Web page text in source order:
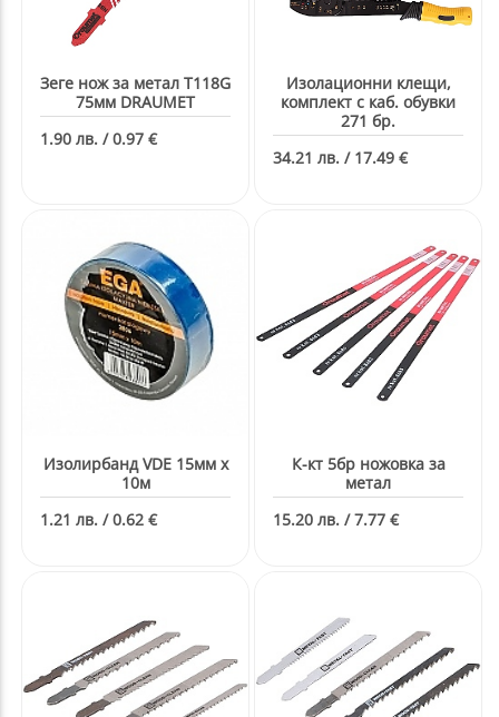
Зеге нож за метал T118G
75мм DRAUMET
1.90 лв. / 0.97 €
Изолационни клещи,
комплект с каб. обувки
271 бр.
34.21 лв. / 17.49 €
Изолирбанд VDE 15мм х
10м
1.21 лв. / 0.62 €
К-кт 5бр ножовка за
метал
15.20 лв. / 7.77 €